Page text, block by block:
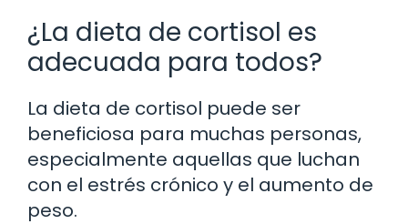
¿La dieta de cortisol es
adecuada para todos?
La dieta de cortisol puede ser
beneficiosa para muchas personas,
especialmente aquellas que luchan
con el estrés crónico y el aumento de
peso.